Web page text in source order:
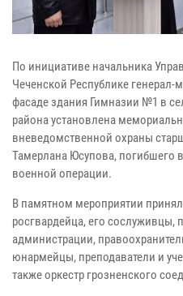
По инициативе начальника
Чеченской Республике
фасаде здания Гимназии №1 в
района установлена
вневедомственной охраны
Тамерлана Юсупова, погибшего
военной операции.
В памятном мероприятии
росгвардейца, его сослуживцы,
администрации,
юнармейцы, преподаватели и
также оркестр грозненского